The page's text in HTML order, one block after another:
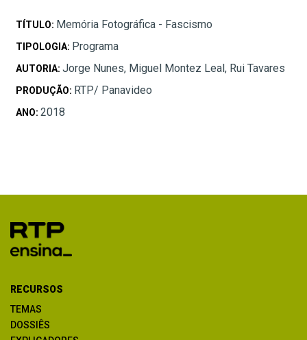
TÍTULO: Memória Fotográfica - Fascismo
TIPOLOGIA: Programa
AUTORIA: Jorge Nunes, Miguel Montez Leal, Rui Tavares
PRODUÇÃO: RTP/ Panavideo
ANO: 2018
RECURSOS
TEMAS
DOSSIÊS